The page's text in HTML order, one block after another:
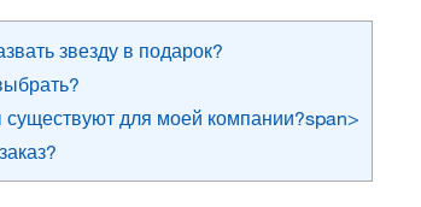
звезду в подарок?
существуют для моей компании?span>